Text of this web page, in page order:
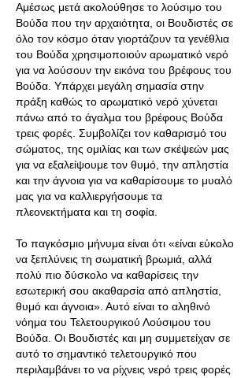
Αμέσως μετά ακολούθησε το λούσιμο του
Βούδα που την αρχαιότητα, οι Βουδιστές σε
όλο τον κόσμο όταν γιορτάζουν τα γενέθλια
του Βούδα χρησιμοποιούν αρωματικό νερό
για να λούσουν την εικόνα του βρέφους του
Βούδα. Υπάρχει μεγάλη σημασία στην
πράξη καθώς το αρωματικό νερό χύνεται
πάνω από το άγαλμα του βρέφους Βούδα
τρεις φορές. Συμβολίζει τον καθαρισμό του
σώματος, της ομιλίας και των σκέψεών μας
για να εξαλείψουμε τον θυμό, την απληστία
και την άγνοια για να καθαρίσουμε το μυαλό
μας για να καλλιεργήσουμε τα
πλεονεκτήματα και τη σοφία.
Το παγκόσμιο μήνυμα είναι ότι «είναι εύκολο
να ξεπλύνεις τη σωματική βρωμιά, αλλά
πολύ πιο δύσκολο να καθαρίσεις την
εσωτερική σου ακαθαρσία από απληστία,
θυμό και άγνοια». Αυτό είναι το αληθινό
νόημα του Τελετουργικού Λούσιμου του
Βούδα. Οι Βουδιστές και μη συμμετείχαν σε
αυτό το σημαντικό τελετουργικό που
περιλαμβάνει το να ρίχνεις νερό τρεις φορές